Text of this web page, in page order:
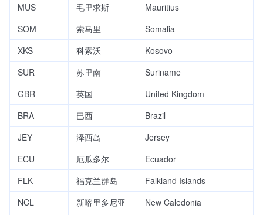
MUS
毛里求斯
Mauritius
SOM
索马里
Somalia
XKS
科索沃
Kosovo
SUR
苏里南
Suriname
GBR
英国
United Kingdom
BRA
巴西
Brazil
JEY
泽西岛
Jersey
ECU
厄瓜多尔
Ecuador
FLK
福克兰群岛
Falkland Islands
NCL
新喀里多尼亚
New Caledonia